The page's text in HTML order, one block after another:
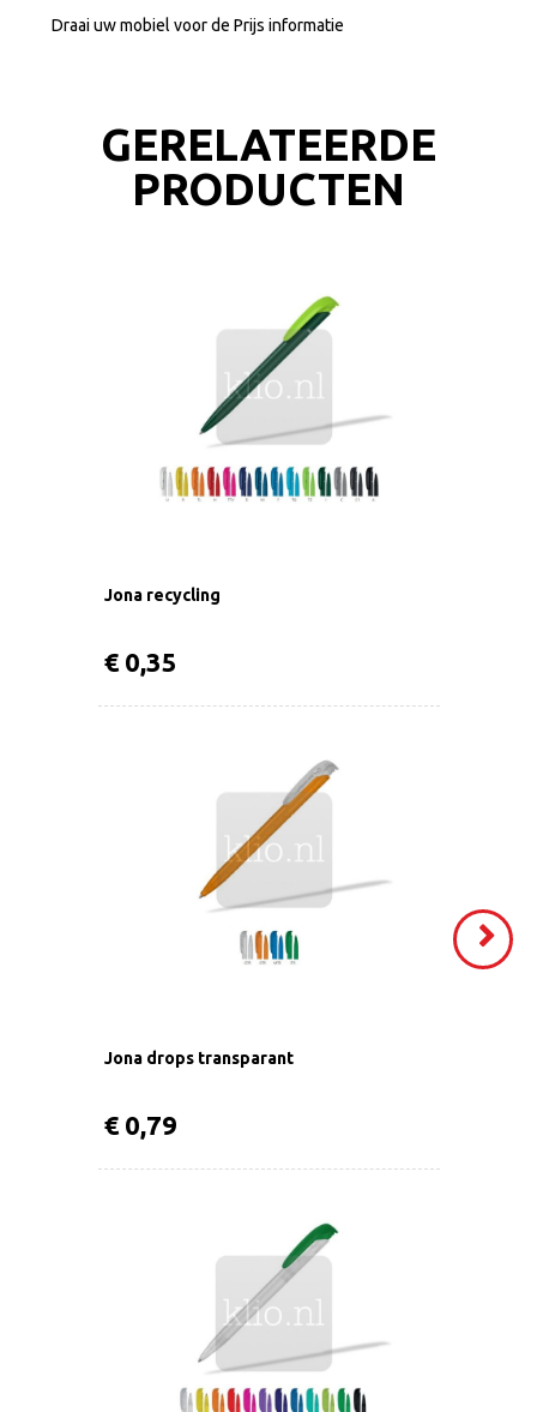
Draai uw mobiel voor de Prijs informatie
GERELATEERDE
PRODUCTEN
Jona recycling
€ 0,35
Jona drops transparant
€ 0,79